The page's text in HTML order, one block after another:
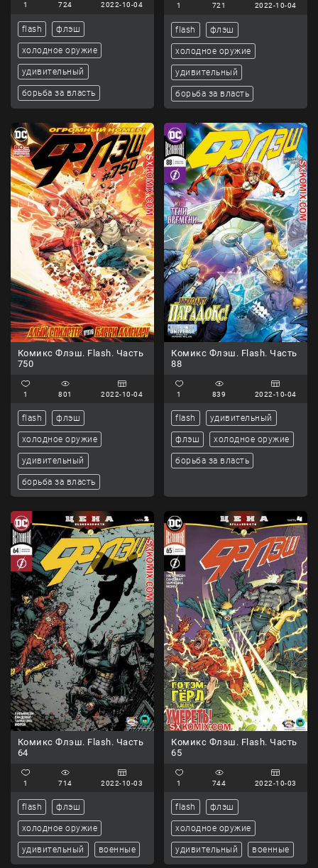
1 724 2022-10-04
flash флэш
холодное оружие
удивительный
борьба за власть
1 721 2022-10-04
flash флэш
холодное оружие
удивительный
борьба за власть
Комикс Флэш. Flash. Часть
750
1 801 2022-10-04
flash флэш
холодное оружие
удивительный
борьба за власть
Комикс Флэш. Flash. Часть
88
1 839 2022-10-04
flash удивительный
флэш холодное оружие
борьба за власть
Комикс Флэш. Flash. Часть
64
1 714 2022-10-03
flash флэш
холодное оружие
удивительный военные
Комикс Флэш. Flash. Часть
65
1 744 2022-10-03
flash флэш
холодное оружие
удивительный военные